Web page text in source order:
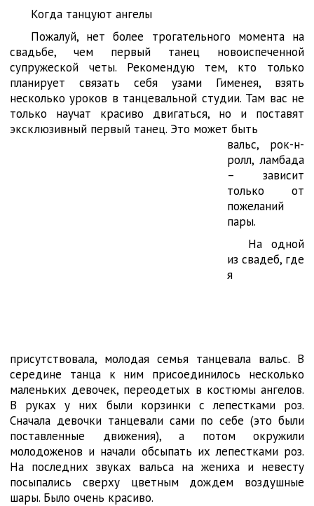
Когда танцуют ангелы
Пожалуй, нет более трогательного момента на
свадьбе, чем первый танец новоиспеченной
супружеской четы. Рекомендую тем, кто только
планирует связать себя узами Гименея, взять
несколько уроков в танцевальной студии. Там вас не
только научат красиво двигаться, но и поставят
эксклюзивный первый танец. Это может быть
вальс, рок-н-
ролл, ламбада
– зависит
только от
пожеланий
пары.
На одной
из свадеб, где
я
присутствовала, молодая семья танцевала вальс. В
середине танца к ним присоединилось несколько
маленьких девочек, переодетых в костюмы ангелов.
В руках у них были корзинки с лепестками роз.
Сначала девочки танцевали сами по себе (это были
поставленные движения), а потом окружили
молодоженов и начали обсыпать их лепестками роз.
На последних звуках вальса на жениха и невесту
посыпались сверху цветным дождем воздушные
шары. Было очень красиво.